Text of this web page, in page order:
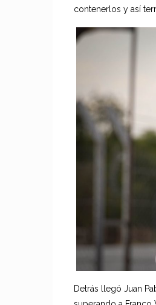
contenerlos y así
Detrás llegó Juan